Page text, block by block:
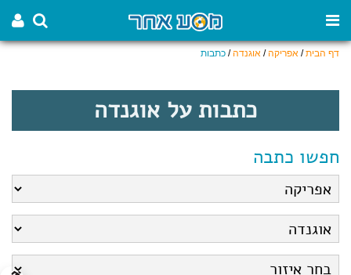
דף הבית/ אפריקה/ אוגנדה/ כתבות
כתבות על אוגנדה
חפשו כתבה